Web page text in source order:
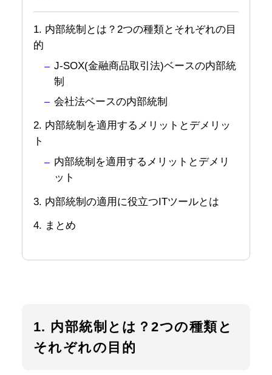
1. 内部統制とは？2つの種類とそれぞれの目
的
J-SOX(金融商品取引法)ベースの内部統
制
会社法ベースの内部統制
2. 内部統制を適用するメリットとデメリッ
ト
内部統制を適用するメリットとデメリ
ット
3. 内部統制の適用に役立つITツールとは
4. まとめ
1. 内部統制とは？2つの種類と
それぞれの目的